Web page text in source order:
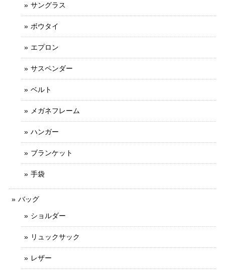
サングラス
ボウタイ
エプロン
サスペンダー
ベルト
メガネフレーム
ハンガー
ブランケット
手袋
バッグ
ショルダー
リュックサック
レザー